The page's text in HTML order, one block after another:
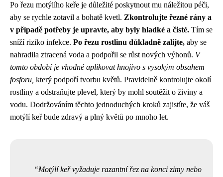
Po řezu motýlího keře je důležité poskytnout mu náležitou péči,
aby se rychle zotavil a bohatě kvetl. Zkontrolujte řezné rány a
v případě potřeby je upravte, aby byly hladké a čisté. Tím se
sníží riziko infekce. Po řezu rostlinu důkladně zalijte, aby se
nahradila ztracená voda a podpořil se růst nových výhonů. V
tomto období je vhodné aplikovat hnojivo s vysokým obsahem
fosforu, který podpoří tvorbu květů. Pravidelně kontrolujte okolí
rostliny a odstraňujte plevel, který by mohl soutěžit o živiny a
vodu. Dodržováním těchto jednoduchých kroků zajistíte, že váš
motýlí keř bude zdravý a plný květů po mnoho let.
Motýlí keř vyžaduje razantní řez na konci zimy nebo